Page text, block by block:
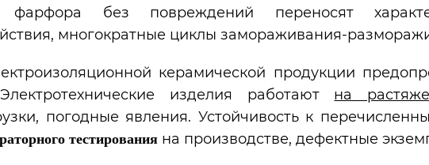
фарфора без повреждений переносят
многократные циклы замораживания-
керамической продукции
изделия работают на
погодные явления. Устойчивость к
тестирования на производстве, дефектные